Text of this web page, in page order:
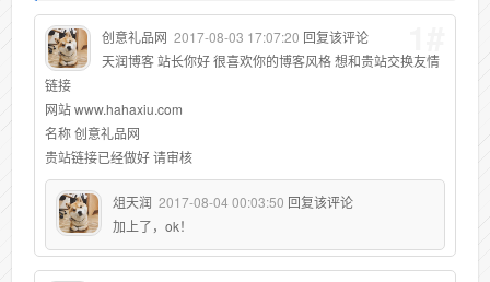
创意礼品网 2017-08-03 17:07:20 回复该评论
天润博客 站长你好 很喜欢你的博客风格 想和贵站交换友情
链接
网站 www.hahaxiu.com
名称 创意礼品网
贵站链接已经做好 请审核
俎天润 2017-08-04 00:03:50 回复该评论
加上了，ok！